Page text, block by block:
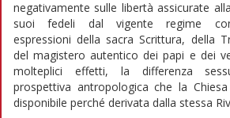
negativamente sulle libertà assicurate
suoi fedeli dal vigente regime
espressioni della sacra Scrittura, della
del magistero autentico dei papi e dei
molteplici effetti, la differenza
prospettiva antropologica che la
disponibile perché derivata dalla stessa